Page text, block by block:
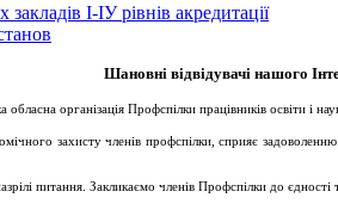
І-ІУ рівнів акредитації
Шановні відвідувачі нашого
організація Профспілки працівників освіти
захисту членів профспілки, сприяє задоволенню
питання. Закликаємо членів Профспілки до